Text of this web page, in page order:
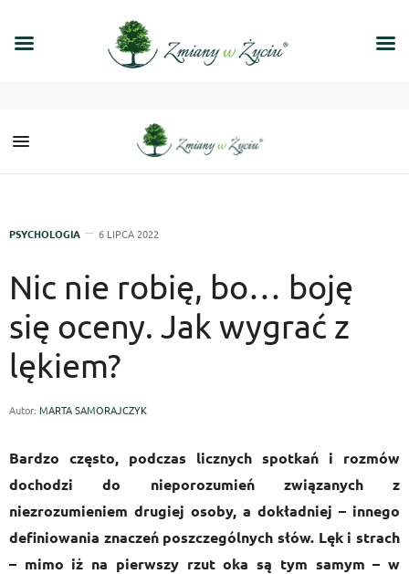
PSYCHOLOGIA 6 LIPCA 2022
Nic nie robię, bo… boję
się oceny. Jak wygrać z
lękiem?
Autor: MARTA SAMORAJCZYK
Bardzo często, podczas licznych spotkań i rozmów
dochodzi do nieporozumień związanych z
niezrozumieniem drugiej osoby, a dokładniej – innego
definiowania znaczeń poszczególnych słów. Lęk i strach
– mimo iż na pierwszy rzut oka są tym samym – w